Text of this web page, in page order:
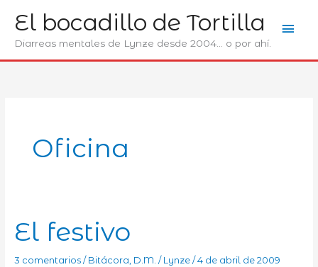
contenido
El bocadillo de Tortilla
Diarreas mentales de Lynze desde 2004... o por ahí.
Oficina
El festivo
3 comentarios / Bitácora D.M. / Lynze /4 de abril de 2009